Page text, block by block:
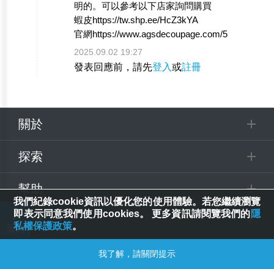
明的。可以參考以下店家詢問購買
蝦皮https://tw.shp.ee/HcZ3kYA
官網https://www.agsdecoupage.com/5
2025.09.02 19:27
發表回應前，請先登入或註冊
關於
探索
幫助
追蹤
© 2025 Spring House Entertainment Tech. Inc. All Rights Reserved.
我們紀錄cookie資訊以優化您的使用體驗。若您繼續瀏覽
即表示同意我們使用cookies。 更多資訊請閱覽我們的隱
私權保護政策。
我了解，請關閉提示